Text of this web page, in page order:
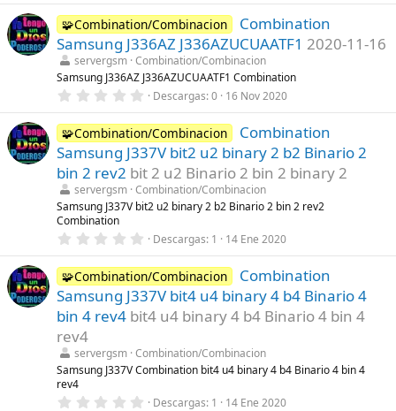
0
0
e
s
t
r
e
l
a
(
s
)
🧩Combination/Combinacion
Combination
Samsung J336AZ J336AZUCUAATF1 2020-11-16
servergsm Combination/Combinacion
Samsung J336AZ J336AZUCUAATF1 Combination
0
0
0
e
s
t
r
e
l
s
)
Descargas 0 16 Nov 2020
🧩Combination/Combinacion
Combination
Samsung J337V bit2 u2 binary 2 b2 Binario 2
bin 2 rev2 bit 2 u2 Binario 2 bin 2 binary 2
servergsm Combination/Combinacion
Samsung J337V bit2 u2 binary 2 b2 Binario 2 bin 2 rev2
Combination
0
0
0
e
s
t
r
l
l
a
s
Descargas 1 14 Ene 2020
🧩Combination/Combinacion
Combination
Samsung J337V bit4 u4 binary 4 b4 Binario 4
bin 4 rev4 bit4 u4 binary 4 b4 Binario 4 bin 4
rev4
servergsm Combination/Combinacion
Samsung J337V Combination bit4 u4 binary 4 b4 Binario 4 bin 4
rev4
0 Descargas 1 14 Ene 2020